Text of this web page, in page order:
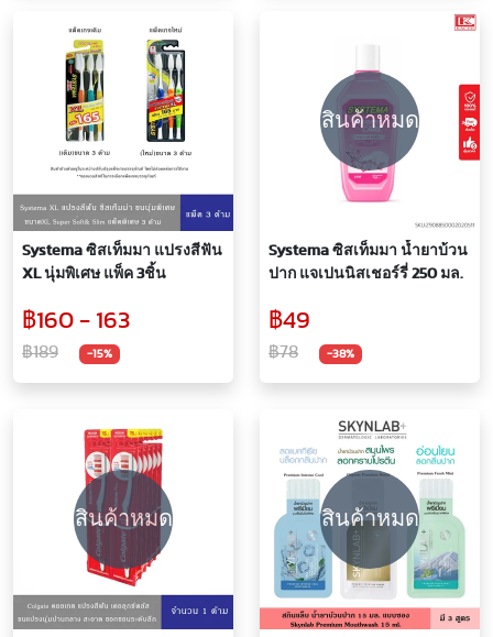
Systema ซิสเท็มมา แปรงสีฟัน
XL นุ่มพิเศษ แพ็ค 3ชิ้น
฿160 - 163
฿189 -15%
สินค้าหมด
Systema ซิสเท็มมา น้ำยาบ้วน
ปาก แจเปนนิสเชอร์รี่ 250 มล.
฿49
฿78 -38%
สินค้าหมด สินค้าหมด